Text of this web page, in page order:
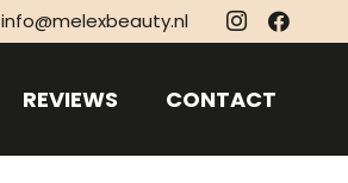
info@melexbeauty.nl
REVIEWS CONTACT